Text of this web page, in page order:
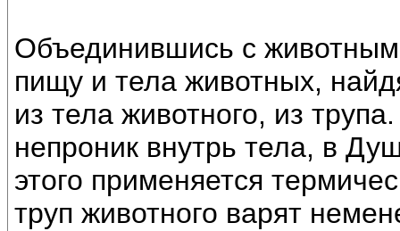
Объединившись с
пищу и тела животных,
из тела животного, из
непроник внутрь тела, в
этого применяется
труп животного варят